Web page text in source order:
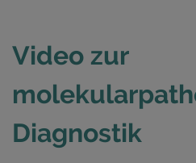
Video zur
Diagnostik